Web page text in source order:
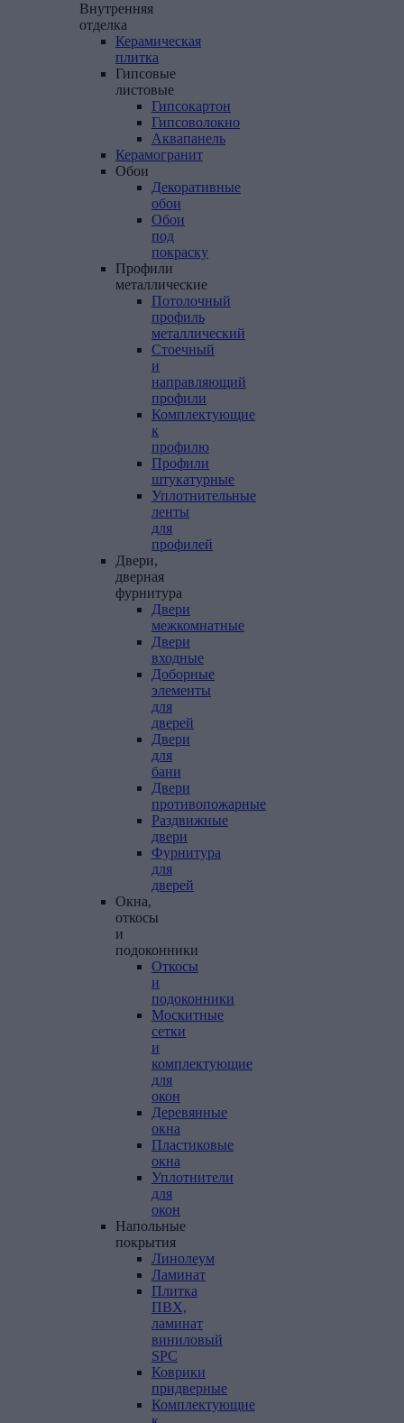
Внутренняя
отделка
Керамическая
плитка
Гипсовые
листовые
Гипсокартон
Гипсоволокно
Аквапанель
Керамогранит
Обои
Декоративные
обои
Обои
под
покраску
Профили
металлические
Потолочный
профиль
металлический
Стоечный
и
направляющий
профили
Комплектующие
к
профилю
Профили
штукатурные
Уплотнительные
ленты
для
профилей
Двери,
дверная
фурнитура
Двери
межкомнатные
Двери
входные
Доборные
элементы
для
дверей
Двери
для
бани
Двери
противопожарные
Раздвижные
двери
Фурнитура
для
дверей
Окна,
откосы
и
подоконники
Откосы
и
подоконники
Москитные
сетки
и
комплектующие
для
окон
Деревянные
окна
Пластиковые
окна
Уплотнители
для
окон
Напольные
покрытия
Линолеум
Ламинат
Плитка
ПВХ,
ламинат
виниловый
SPC
Коврики
придверные
Комплектующие